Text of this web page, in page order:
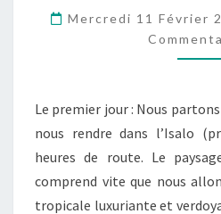
–
–
Mercredi 11 Février
Le premier jour : Nous
nous rendre dans l’Isalo
heures de route. Le
comprend vite que nous
tropicale luxuriante et